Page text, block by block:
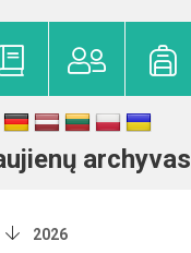
archyvas
2026